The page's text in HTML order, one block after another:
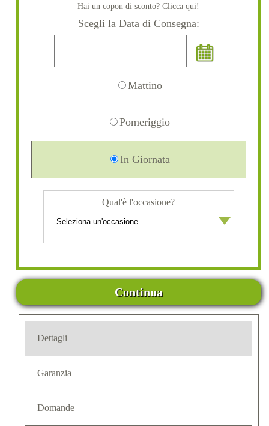
Hai un copon di sconto? Clicca qui!
Scegli la Data di Consegna:
Mattino
Pomeriggio
In Giornata
Qual'è l'occasione?
Continua
Dettagli
Garanzia
Domande